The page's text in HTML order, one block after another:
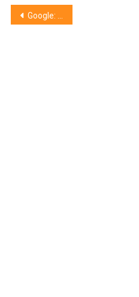
Bejegyzés
Google: élen járnak a magyarok az internetezésben